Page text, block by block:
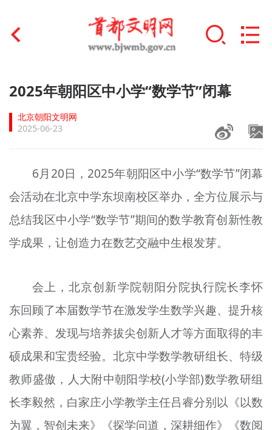
首页
文明创建
文明培育
+
未成年人思想道德建设
榜样人物
+
文明评论
北京宣传文化引导基金
宣传思想文化人才
专题
资料库
+
2025年朝阳区中小学“数学节”闭幕
北京朝阳文明网
2025-06-23
6月20日，2025年朝阳区中小学“数学节”闭幕
会活动在北京中学东坝南校区举办，全方位展示与
总结我区中小学“数学节”期间的数学教育创新性教
学成果，让创造力在数艺交融中生根发芽。
会上，北京创新学院朝阳分院执行院长李怀
东回顾了本届数学节在激发学生数学兴趣、提升核
心素养、发现与培养拔尖创新人才等方面取得的丰
硕成果和宝贵经验。北京中学数学教研组长、特级
教师盛傲，人大附中朝阳学校(小学部)数学教研组
长李毅然，白家庄小学教学主任吕睿分别以《以数
为翼，智创未来》《探学问道，深耕细作》《数阅